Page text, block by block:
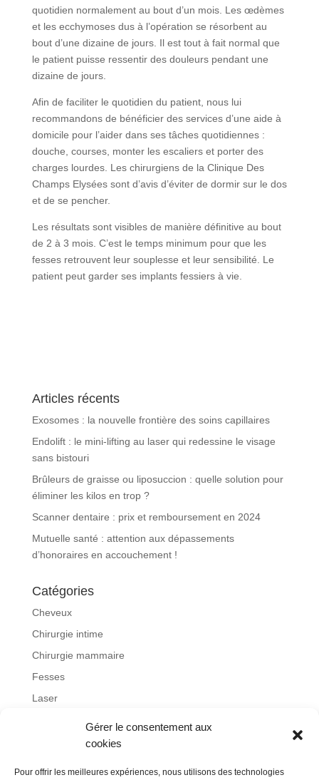
Gérer le consentement aux
cookies
Pour offrir les meilleures expériences, nous utilisons des technologies
quotidien normalement au bout d’un mois. Les œdèmes
et les ecchymoses dus à l’opération se résorbent au
bout d’une dizaine de jours. Il est tout à fait normal que
le patient puisse ressentir des douleurs pendant une
dizaine de jours.
Afin de faciliter le quotidien du patient, nous lui
recommandons de bénéficier des services d’une aide à
domicile pour l’aider dans ses tâches quotidiennes :
douche, courses, monter les escaliers et porter des
charges lourdes. Les chirurgiens de la Clinique Des
Champs Elysées sont d’avis d’éviter de dormir sur le dos
et de se pencher.
Les résultats sont visibles de manière définitive au bout
de 2 à 3 mois. C’est le temps minimum pour que les
fesses retrouvent leur souplesse et leur sensibilité. Le
patient peut garder ses implants fessiers à vie.
Articles récents
Exosomes : la nouvelle frontière des soins capillaires
Endolift : le mini-lifting au laser qui redessine le visage
sans bistouri
Brûleurs de graisse ou liposuccion : quelle solution pour
éliminer les kilos en trop ?
Scanner dentaire : prix et remboursement en 2024
Mutuelle santé : attention aux dépassements
d’honoraires en accouchement !
Catégories
Cheveux
Chirurgie intime
Chirurgie mammaire
Fesses
Laser